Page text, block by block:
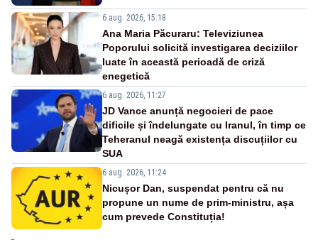
6 aug. 2026, 15:18
Ana Maria Păcuraru: Televiziunea
Poporului solicită investigarea deciziilor
luate în această perioadă de criză
enegetică
6 aug. 2026, 11:27
JD Vance anunță negocieri de pace
dificile și îndelungate cu Iranul, în timp ce
Teheranul neagă existența discuțiilor cu
SUA
6 aug. 2026, 11:24
Nicușor Dan, suspendat pentru că nu
propune un nume de prim-ministru, așa
cum prevede Constituția!